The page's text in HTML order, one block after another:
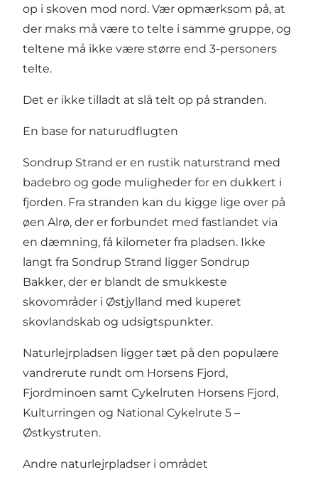
op i skoven mod nord. Vær opmærksom på, at
der maks må være to telte i samme gruppe, og
teltene må ikke være større end 3-personers
telte.
Det er ikke tilladt at slå telt op på stranden.
En base for naturudflugten
Sondrup Strand er en rustik naturstrand med
badebro og gode muligheder for en dukkert i
fjorden. Fra stranden kan du kigge lige over på
øen Alrø, der er forbundet med fastlandet via
en dæmning, få kilometer fra pladsen. Ikke
langt fra Sondrup Strand ligger Sondrup
Bakker, der er blandt de smukkeste
skovområder i Østjylland med kuperet
skovlandskab og udsigtspunkter.
Naturlejrpladsen ligger tæt på den populære
vandrerute rundt om Horsens Fjord,
Fjordminoen samt Cykelruten Horsens Fjord,
Kulturringen og National Cykelrute 5 –
Østkystruten.
Andre naturlejrpladser i området